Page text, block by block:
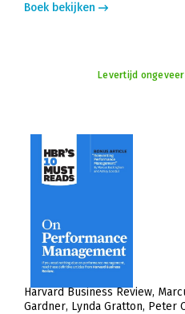
Boek bekijken
Levertijd
Harvard Business Review
Gardner Lynda Gratton Peter